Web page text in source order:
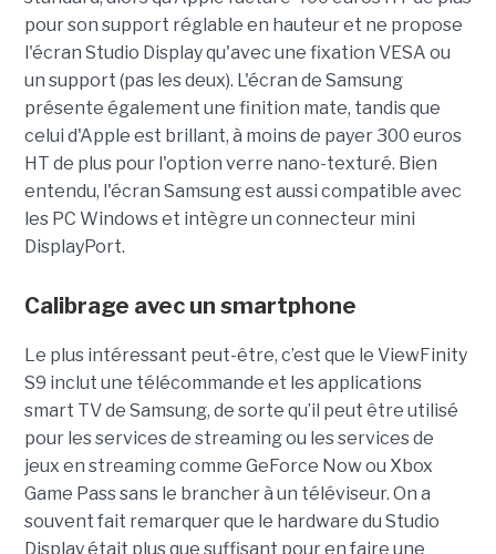
pour son support réglable en hauteur et ne propose
l'écran Studio Display qu'avec une fixation VESA ou
un support (pas les deux). L'écran de Samsung
présente également une finition mate, tandis que
celui d'Apple est brillant, à moins de payer 300 euros
HT de plus pour l'option verre nano-texturé. Bien
entendu, l'écran Samsung est aussi compatible avec
les PC Windows et intègre un connecteur mini
DisplayPort.
Calibrage avec un smartphone
Le plus intéressant peut-être, c’est que le ViewFinity
S9 inclut une télécommande et les applications
smart TV de Samsung, de sorte qu’il peut être utilisé
pour les services de streaming ou les services de
jeux en streaming comme GeForce Now ou Xbox
Game Pass sans le brancher à un téléviseur. On a
souvent fait remarquer que le hardware du Studio
Display était plus que suffisant pour en faire une